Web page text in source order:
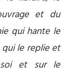
et du
qui hante le
qui le replie et
et sur le